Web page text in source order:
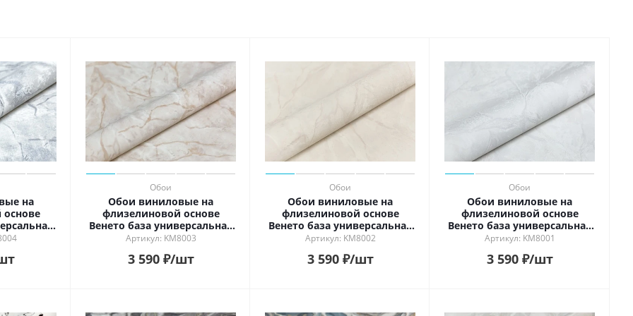
интерьере
на
Обои
Обои виниловые на
флизелиновой основе
Венето база универсальная
1, бежевый
Артикул: KM8003
3 590₽/шт
Обои
Обои виниловые на
флизелиновой основе
Венето база универсальная
1, бежевый светлый
Артикул: KM8002
3 590₽/шт
Обои
Обои виниловые на
флизелиновой основе
Венето база универсальная
1, белый
Артикул: KM8001
3 590₽/шт